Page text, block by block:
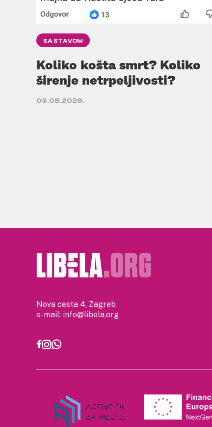
SA STAVOM
Koliko košta smrt? Koliko
širenje netrpeljivosti?
03.08.2026.
Nova cesta 4, Zagreb
e-mail: info@libela.org